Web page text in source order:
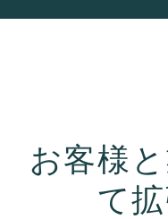
お客様
て